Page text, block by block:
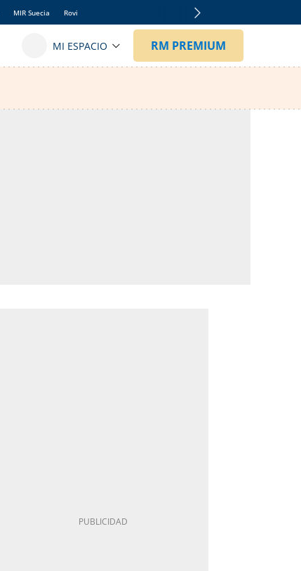
MIR Suecia Rovi